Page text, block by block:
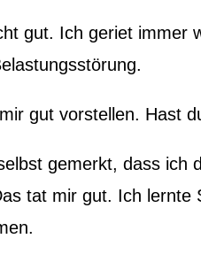
gut. Ich geriet immer
gut vorstellen. Hast
gemerkt, dass ich
tat mir gut. Ich